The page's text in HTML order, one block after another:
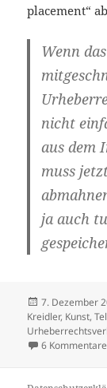
placement“
Wenn
nicht
aus dem
muss
ja auch
Veröffentlicht
am
7. Dezember
Kreidler, Kunst,
6 Kommentare